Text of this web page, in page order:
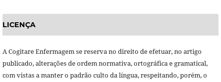
LICENÇA
A Cogitare Enfermagem se reserva no direito de efetuar, no artigo
publicado, alterações de ordem normativa, ortográfica e gramatical,
com vistas a manter o padrão culto da língua, respeitando, porém, o